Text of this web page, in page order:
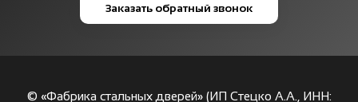
Заказать обратный звонок
© «Фабрика стальных дверей» (ИП Стецко А.А., ИНН: